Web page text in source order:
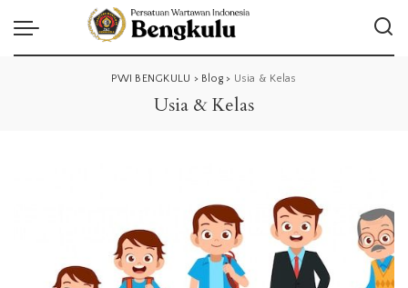
PWI BENGKULU > Blog> Usia & Kelas
Usia & Kelas